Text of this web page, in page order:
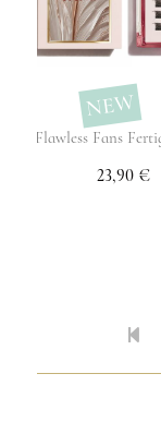
NEW
Flawless Fans
23,90 €